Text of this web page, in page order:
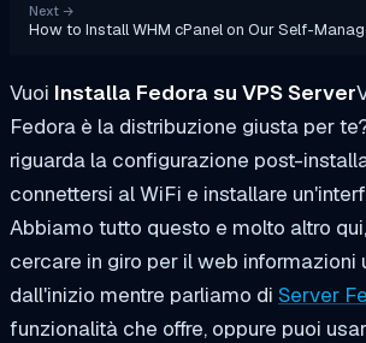
Next →
How to Install WHM cPanel on Our Self-
Vuoi Installa Fedora su VPS Server
Fedora è la distribuzione giusta per
riguarda la configurazione post-
connettersi al WiFi e installare
Abbiamo tutto questo e molto altro
cercare in giro per il web informazioni
dall'inizio mentre parliamo di Server
funzionalità che offre, oppure puoi